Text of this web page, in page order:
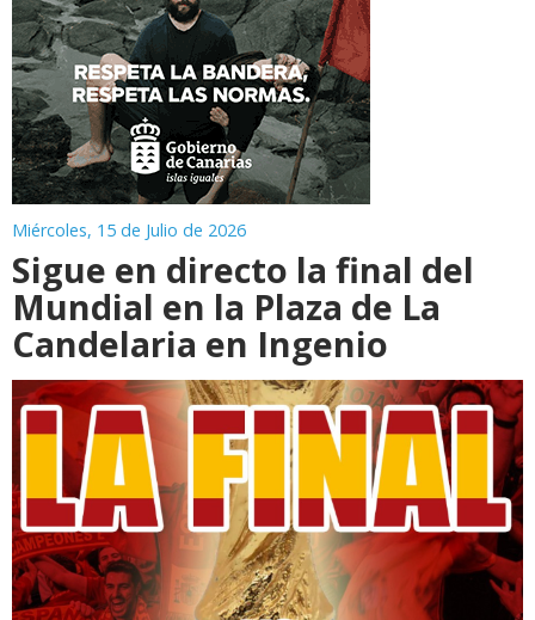
Miércoles, 15 de Julio de 2026
Sigue en directo la final del
Mundial en la Plaza de La
Candelaria en Ingenio